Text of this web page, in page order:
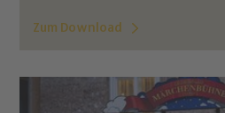
Zum Download